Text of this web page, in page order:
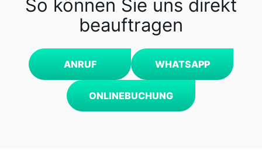
beauftragen
ANRUF WHATSAPP
ONLINEBUCHUNG